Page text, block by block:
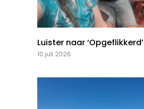
Luister naar ‘Opgeflikkerd’
10 juli 2026